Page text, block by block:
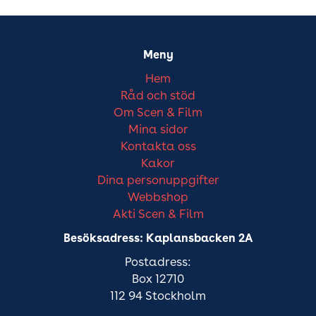
Meny
Hem
Råd och stöd
Om Scen & Film
Mina sidor
Kontakta oss
Kakor
Dina personuppgifter
Webbshop
Akti Scen & Film
Besöksadress: Kaplansbacken 2A
Postadress:
Box 12710
112 94 Stockholm